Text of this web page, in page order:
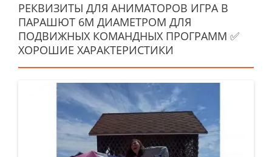
РЕКВИЗИТЫ ДЛЯ АНИМАТОРОВ ИГРА В
ПАРАШЮТ 6М ДИАМЕТРОМ ДЛЯ
ПОДВИЖНЫХ КОМАНДНЫХ ПРОГРАММ ✅
ХОРОШИЕ ХАРАКТЕРИСТИКИ